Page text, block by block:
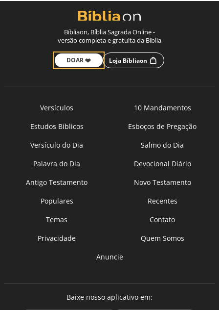
Bíbliaon, Bíblia Sagrada Online -
versão completa e gratuita da Bíblia
DOAR ❤️ Loja Bíbliaon
Versículos
10 Mandamentos
Estudos Bíblicos
Esboços de Pregação
Versículo do Dia
Salmo do Dia
Palavra do Dia
Devocional Diário
Antigo Testamento
Novo Testamento
Populares
Recentes
Temas
Contato
Privacidade
Quem Somos
Anuncie
Baixe nosso aplicativo em: